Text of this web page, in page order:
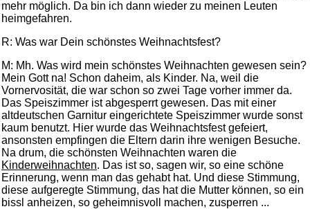
mehr möglich. Da bin ich dann wieder zu meinen Leuten
heimgefahren.
R: Was war Dein schönstes Weihnachtsfest?
M: Mh. Was wird mein schönstes Weihnachten gewesen sein?
Mein Gott na! Schon daheim, als Kinder. Na, weil die
Vornervosität, die war schon so zwei Tage vorher immer da.
Das Speiszimmer ist abgesperrt gewesen. Das mit einer
altdeutschen Garnitur eingerichtete Speiszimmer wurde sonst
kaum benutzt. Hier wurde das Weihnachtsfest gefeiert,
ansonsten empfingen die Eltern darin ihre wenigen Besuche.
Na drum, die schönsten Weihnachten waren die
Kinderweihnachten. Das ist so, sagen wir, so eine schöne
Erinnerung, wenn man das gehabt hat. Und diese Stimmung,
diese aufgeregte Stimmung, das hat die Mutter können, so ein
bissl anheizen, so geheimnisvoll machen, zusperren ...